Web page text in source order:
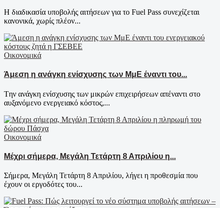
Η διαδικασία υποβολής αιτήσεων για το Fuel Pass συνεχίζεται
κανονικά, χωρίς πλέον...
Οικονομικά
Άμεση η ανάγκη ενίσχυσης των ΜμΕ έναντι του...
Tην ανάγκη ενίσχυσης των μικρών επιχειρήσεων απέναντι στο
αυξανόμενο ενεργειακό κόστος,...
Οικονομικά
Μέχρι σήμερα, Μεγάλη Τετάρτη 8 Απριλίου η...
Σήμερα, Μεγάλη Τετάρτη 8 Απριλίου, λήγει η προθεσμία που
έχουν οι εργοδότες του...